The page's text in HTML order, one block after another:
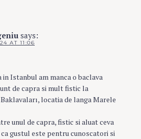
says:
AT 11:06
Istanbul am manca o baclava
de capra si mult fistic la
locatia de langa Marele
unul de capra, fistic si aluat ceva
ca gustul este pentru cunoscatori si